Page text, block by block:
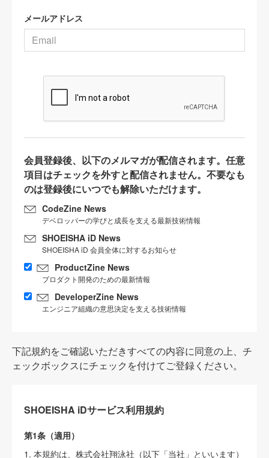
メールアドレス
会員登録後、以下のメルマガが配信されます。任意
項目はチェックを外すと配信されません。不要なも
のは登録後にいつでも解除いただけます。
CodeZine News
デベロッパーの学びと成長を支える最新技術情報
SHOEISHA iD News
SHOEISHA iD 会員全体に対するお知らせ
ProductZine News
プロダクト開発のための最新情報
DeveloperZine News
エンジニア組織の意思決定を支える技術情報
下記規約をご確認いただきすべての内容に同意の上、チ
ェックボックスにチェックを付けてご登録ください。
SHOEISHA iDサービス利用規約
第1条（適用）
1. 本規約は、株式会社翔泳社（以下「当社」といいます）